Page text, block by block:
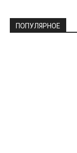
ПОПУЛЯРНОЕ